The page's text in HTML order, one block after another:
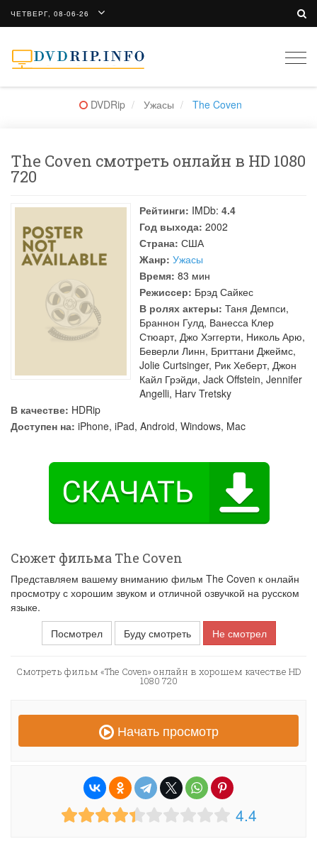
ЧЕТВЕРГ, 08-06-26
DVDRip Ужасы The Coven
The Coven смотреть онлайн в HD 1080
720
Рейтинги: IMDb: 4.4
Год выхода: 2002
Страна: США
Жанр: Ужасы
Время: 83 мин
Режиссер: Брэд Сайкес
В ролях актеры: Таня Демпси,
Браннон Гулд, Ванесса Клер
Стюарт, Джо Хэггерти, Николь Арю,
Беверли Линн, Бриттани Джеймс,
Jolie Curtsinger, Рик Хеберт, Джон
Кайл Грэйди, Jack Offstein, Jennifer
Angelli, Harv Tretsky
В качестве: HDRip
Доступен на: iPhone, iPad, Android, Windows, Mac
Сюжет фильма The Coven
Представляем вашему вниманию фильм The Coven к онлайн
просмотру с хорошим звуком и отличной озвучкой на русском
языке.
Посмотрел
Буду смотреть Не смотрел
Смотреть фильм «The Coven» онлайн в хорошем качестве HD
1080 720
Начать просмотр
4.4